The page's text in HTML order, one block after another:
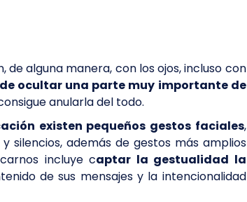
alguna manera, con los ojos, incluso con
ocultar una parte muy importante de
anularla del todo.
existen pequeños gestos faciales,
silencios, además de gestos más amplios
incluye captar la gestualidad la
de sus mensajes y la intencionalidad